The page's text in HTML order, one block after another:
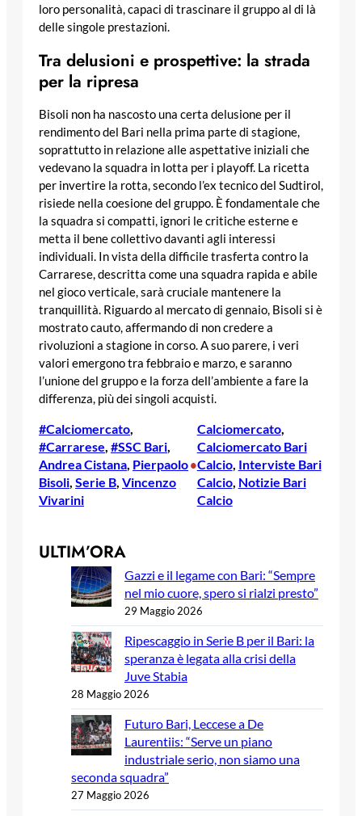
loro personalità, capaci di trascinare il gruppo al di là
delle singole prestazioni.
Tra delusioni e prospettive: la strada
per la ripresa
Bisoli non ha nascosto una certa delusione per il
rendimento del Bari nella prima parte di stagione,
soprattutto in relazione alle aspettative iniziali che
vedevano la squadra in lotta per i playoff. La ricetta
per invertire la rotta, secondo l’ex tecnico del Sudtirol,
risiede nella coesione del gruppo. È fondamentale che
la squadra si compatti, ignori le critiche esterne e
metta il bene collettivo davanti agli interessi
individuali. In vista della difficile trasferta contro la
Carrarese, descritta come una squadra rapida e abile
nel gioco verticale, sarà cruciale mantenere la
tranquillità. Riguardo al mercato di gennaio, Bisoli si è
mostrato cauto, affermando di non credere a
rivoluzioni a stagione in corso. A suo parere, i veri
valori emergono tra febbraio e marzo, e saranno
l’unione del gruppo e la forza dell’ambiente a fare la
differenza, più dei singoli acquisti.
#Calciomercato
#Carrarese #SSC Bari
Andrea Cistana Pierpaolo
Bisoli Serie B Vincenzo
Vivarini
•
Calciomercato
Calciomercato Bari
Calcio, Interviste Bari
Calcio, Notizie Bari
Calcio
ULTIM’ORA
Gazzi e il legame con Bari: “Sempre
nel mio cuore, spero si rialzi presto”
29 Maggio 2026
Ripescaggio in Serie B per il Bari: la
speranza è legata alla crisi della
Juve Stabia
28 Maggio 2026
Futuro Bari, Leccese a De
Laurentiis: “Serve un piano
industriale serio, non siamo una
seconda squadra”
27 Maggio 2026